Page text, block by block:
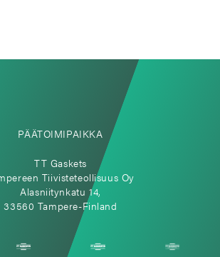
PÄÄTOIMIPAIKKA
TT Gaskets
Tiivisteteollisuus Oy
Alasniitynkatu 14,
33560 Tampere-Finland